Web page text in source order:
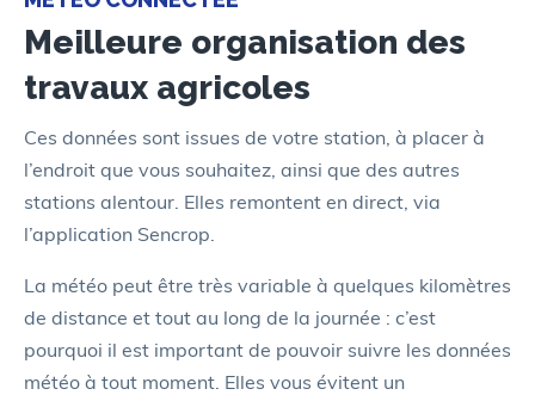
Meilleure organisation des
travaux agricoles
Ces données sont issues de votre station, à placer à
l’endroit que vous souhaitez, ainsi que des autres
stations alentour. Elles remontent en direct, via
l’application Sencrop.
La météo peut être très variable à quelques kilomètres
de distance et tout au long de la journée : c’est
pourquoi il est important de pouvoir suivre les données
météo à tout moment. Elles vous évitent un